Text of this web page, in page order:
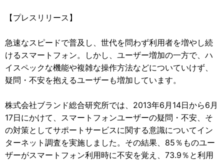
【プレスリリース】
急速なスピードで普及し、世代を問わず利用者を増やし続
けるスマートフォン。しかし、ユーザー増加の一方で、ハ
イスペックな機能や複雑な操作方法などについていけず、
疑問・不安を抱えるユーザーも増加しています。
株式会社ブランド総合研究所では、2013年6月14日から6月
17日にかけて、スマートフォンユーザーの疑問・不安、そ
の対策としてサポートサービスに関する意識についてイン
ターネット調査を実施しました。その結果、85％ものユー
ザーがスマートフォン利用時に不安を覚え、73.9％と利用